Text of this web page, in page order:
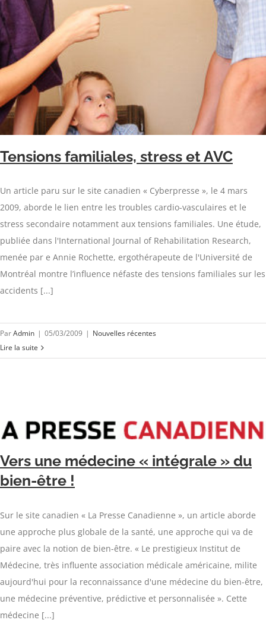
Tensions familiales, stress et AVC
Un article paru sur le site canadien « Cyberpresse », le 4 mars
2009, aborde le lien entre les troubles cardio-vasculaires et le
stress secondaire notamment aux tensions familiales. Une étude,
publiée dans l'International Journal of Rehabilitation Research,
menée par e Annie Rochette, ergothérapeute de l'Université de
Montréal montre l’influence néfaste des tensions familiales sur les
accidents [...]
ParAdmin | 05/03/2009 | Nouvelles récentes
Lire la suite
Vers une médecine « intégrale » du
bien-être !
Sur le site canadien « La Presse Canadienne », un article aborde
une approche plus globale de la santé, une approche qui va de
paire avec la notion de bien-être. « Le prestigieux Institut de
Médecine, très influente association médicale américaine, milite
aujourd'hui pour la reconnaissance d'une médecine du bien-être,
une médecine préventive, prédictive et personnalisée ». Cette
médecine [...]